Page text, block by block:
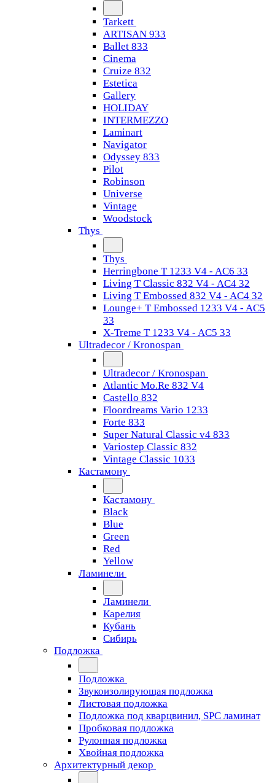
Tarkett
ARTISAN 933
Ballet 833
Cinema
Cruize 832
Estetica
Gallery
HOLIDAY
INTERMEZZO
Laminart
Navigator
Odyssey 833
Pilot
Robinson
Universe
Vintage
Woodstock
Thys
Thys
Herringbone T 1233 V4 - AC6 33
Living T Classic 832 V4 - AC4 32
Living T Embossed 832 V4 - AC4 32
Lounge+ T Embossed 1233 V4 - AC5
33
X-Treme T 1233 V4 - AC5 33
Ultradecor / Kronospan
Ultradecor / Kronospan
Atlantic Mo.Re 832 V4
Castello 832
Floordreams Vario 1233
Forte 833
Super Natural Classic v4 833
Variostep Classic 832
Vintage Classic 1033
Кастамону
Кастамону
Black
Blue
Green
Red
Yellow
Ламинели
Ламинели
Карелия
Кубань
Сибирь
Подложка
Подложка
Звукоизолирующая подложка
Листовая подложка
Подложка под кварцвинил, SPC ламинат
Пробковая подложка
Рулонная подложка
Хвойная подложка
Архитектурный декор